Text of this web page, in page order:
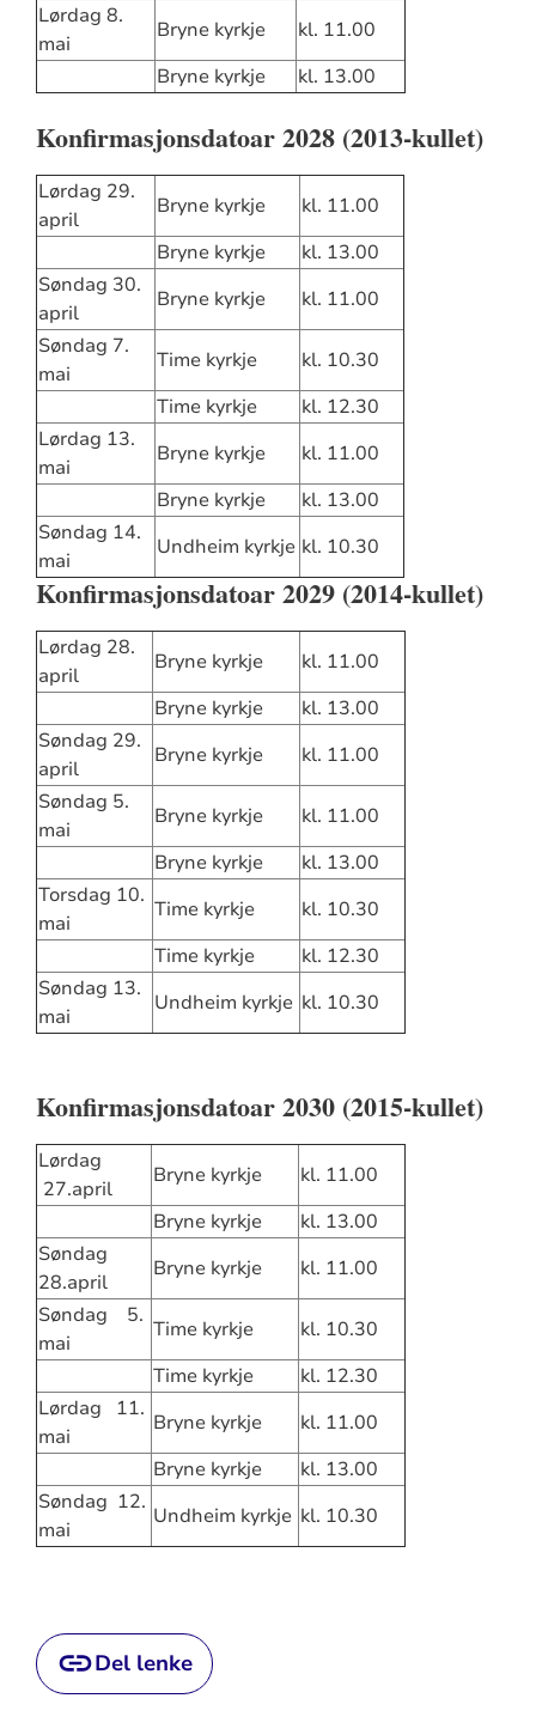
Lørdag 8.
mai
Bryne kyrkje
kl. 11.00
Bryne kyrkje
kl. 13.00
Konfirmasjonsdatoar 2028 (2013-kullet)
Lørdag 29.
april
Bryne kyrkje
kl. 11.00
Bryne kyrkje
kl. 13.00
Søndag 30.
april
Bryne kyrkje
kl. 11.00
Søndag 7.
mai
Time kyrkje
kl. 10.30
Time kyrkje
kl. 12.30
Lørdag 13.
mai
Bryne kyrkje
kl. 11.00
Bryne kyrkje
kl. 13.00
Søndag 14.
mai
Undheim kyrkje kl. 10.30
Konfirmasjonsdatoar 2029 (2014-kullet)
Lørdag 28.
april
Bryne kyrkje
kl. 11.00
Bryne kyrkje
kl. 13.00
Søndag 29.
april
Bryne kyrkje
kl. 11.00
Søndag 5.
mai
Bryne kyrkje
kl. 11.00
Bryne kyrkje
kl. 13.00
Torsdag 10.
mai
Time kyrkje
kl. 10.30
Time kyrkje
kl. 12.30
Søndag 13.
mai
Undheim kyrkje kl. 10.30
Konfirmasjonsdatoar 2030 (2015-kullet)
Lørdag
27.april
Bryne kyrkje
kl. 11.00
Bryne kyrkje
kl. 13.00
Søndag
28.april
Bryne kyrkje
kl. 11.00
Søndag 5.
mai
Time kyrkje
kl. 10.30
Time kyrkje
kl. 12.30
Lørdag 11.
mai
Bryne kyrkje
kl. 11.00
Bryne kyrkje
kl. 13.00
Søndag 12.
mai
Undheim kyrkje kl. 10.30
Del lenke